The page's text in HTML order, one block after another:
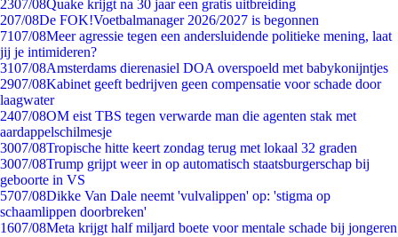
2307/08Quake krijgt na 30 jaar een gratis uitbreiding
207/08De FOK!Voetbalmanager 2026/2027 is begonnen
7107/08Meer agressie tegen een andersluidende politieke mening, laat
jij je intimideren?
3107/08Amsterdams dierenasiel DOA overspoeld met babykonijntjes
2907/08Kabinet geeft bedrijven geen compensatie voor schade door
laagwater
2407/08OM eist TBS tegen verwarde man die agenten stak met
aardappelschilmesje
3007/08Tropische hitte keert zondag terug met lokaal 32 graden
3007/08Trump grijpt weer in op automatisch staatsburgerschap bij
geboorte in VS
5707/08Dikke Van Dale neemt 'vulvalippen' op: 'stigma op
schaamlippen doorbreken'
1607/08Meta krijgt half miljard boete voor mentale schade bij jongeren